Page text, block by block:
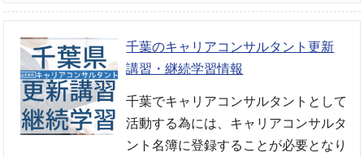
千葉のキャリアコンサルタント更新
講習・継続学習情報
千葉でキャリアコンサルタントとして
活動する為には、キャリアコンサルタ
ント名簿に登録することが必要となり